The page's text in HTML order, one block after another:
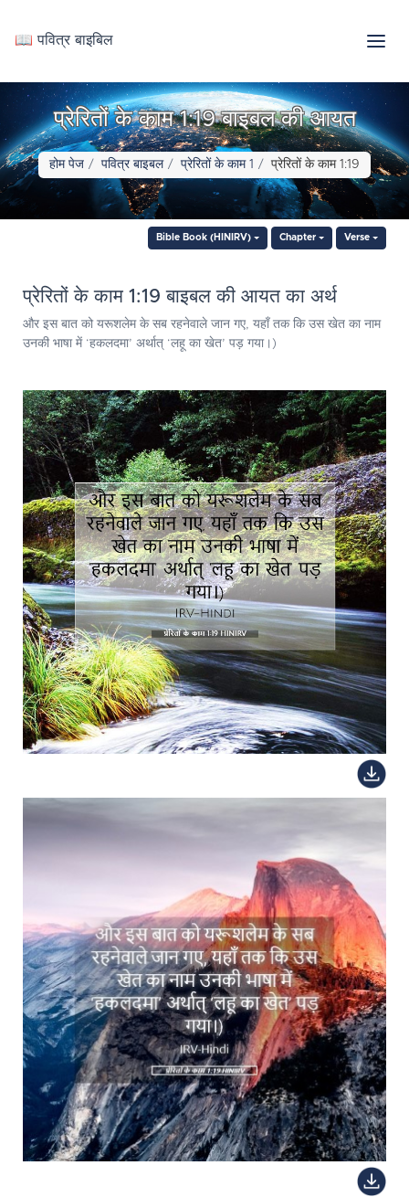
📖 पवित्र बाइबिल
प्रेरितों के काम 1:19 बाइबल की आयत
होम पेज पवित्र बाइबल प्रेरितों के काम 1 प्रेरितों के काम 1:19
Bible Book (HINIRV) Chapter Verse
प्रेरितों के काम 1:19 बाइबल की आयत का अर्थ
और इस बात को यरूशलेम के सब रहनेवाले जान गए, यहाँ तक कि उस खेत का नाम
उनकी भाषा में ‘हकलदमा’ अर्थात् ‘लहू का खेत’ पड़ गया।)